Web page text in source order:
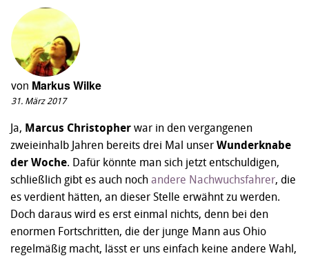
von Markus Wilke
31. März 2017
Ja, Marcus Christopher war in den vergangenen
zweieinhalb Jahren bereits drei Mal unser Wunderknabe
der Woche. Dafür könnte man sich jetzt entschuldigen,
schließlich gibt es auch noch andere Nachwuchsfahrer, die
es verdient hätten, an dieser Stelle erwähnt zu werden.
Doch daraus wird es erst einmal nichts, denn bei den
enormen Fortschritten, die der junge Mann aus Ohio
regelmäßig macht, lässt er uns einfach keine andere Wahl,